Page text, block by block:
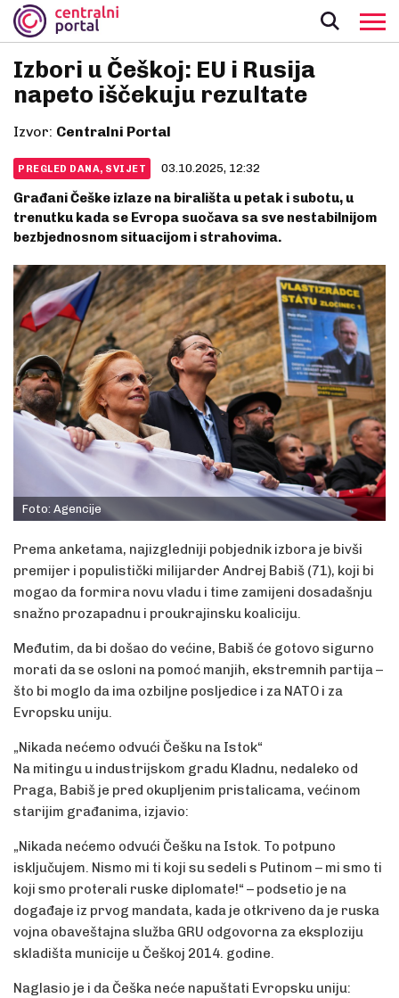
Izbori u Češkoj: EU i Rusija
napeto iščekuju rezultate
Izvor: Centralni Portal
PREGLED DANA, SVIJET 03.10.2025, 12:32
Građani Češke izlaze na birališta u petak i subotu, u
trenutku kada se Evropa suočava sa sve nestabilnijom
bezbjednosnom situacijom i strahovima.
Foto: Agencije
Prema anketama, najizgledniji pobjednik izbora je bivši
premijer i populistički milijarder Andrej Babiš (71), koji bi
mogao da formira novu vladu i time zamijeni dosadašnju
snažno prozapadnu i proukrajinsku koaliciju.
Međutim, da bi došao do većine, Babiš će gotovo sigurno
morati da se osloni na pomoć manjih, ekstremnih partija –
što bi moglo da ima ozbiljne posljedice i za NATO i za
Evropsku uniju.
„Nikada nećemo odvući Češku na Istok“
Na mitingu u industrijskom gradu Kladnu, nedaleko od
Praga, Babiš je pred okupljenim pristalicama, većinom
starijim građanima, izjavio:
„Nikada nećemo odvući Češku na Istok. To potpuno
isključujem. Nismo mi ti koji su sedeli s Putinom – mi smo ti
koji smo proterali ruske diplomate!“ – podsetio je na
događaje iz prvog mandata, kada je otkriveno da je ruska
vojna obaveštajna služba GRU odgovorna za eksploziju
skladišta municije u Češkoj 2014. godine.
Naglasio je i da Češka neće napuštati Evropsku uniju: